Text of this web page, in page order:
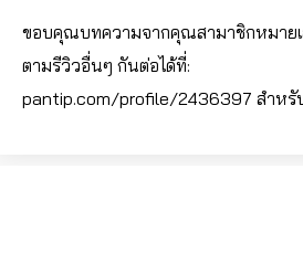
ขอบคุณบทความจากคุณสามาชิกหมาย
ตามรีวิวอื่นๆ กันต่อได้ที่:
pantip.com/profile/2436397 สำหรั